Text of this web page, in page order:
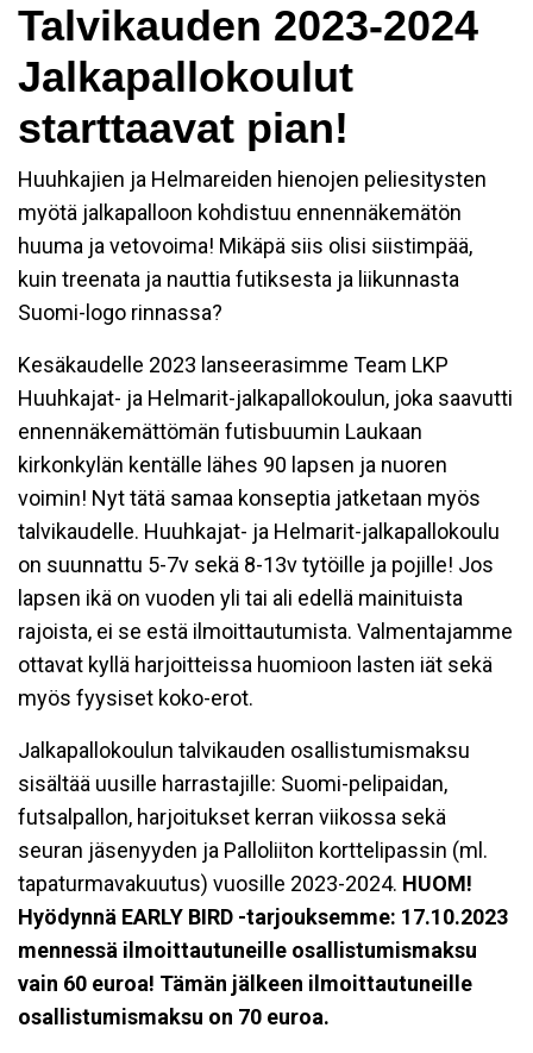
Talvikauden 2023-2024
Jalkapallokoulut
starttaavat pian!
Huuhkajien ja Helmareiden hienojen peliesitysten
myötä jalkapalloon kohdistuu ennennäkemätön
huuma ja vetovoima! Mikäpä siis olisi siistimpää,
kuin treenata ja nauttia futiksesta ja liikunnasta
Suomi-logo rinnassa?
Kesäkaudelle 2023 lanseerasimme Team LKP
Huuhkajat- ja Helmarit-jalkapallokoulun, joka saavutti
ennennäkemättömän futisbuumin Laukaan
kirkonkylän kentälle lähes 90 lapsen ja nuoren
voimin! Nyt tätä samaa konseptia jatketaan myös
talvikaudelle. Huuhkajat- ja Helmarit-jalkapallokoulu
on suunnattu 5-7v sekä 8-13v tytöille ja pojille! Jos
lapsen ikä on vuoden yli tai ali edellä mainituista
rajoista, ei se estä ilmoittautumista. Valmentajamme
ottavat kyllä harjoitteissa huomioon lasten iät sekä
myös fyysiset koko-erot.
Jalkapallokoulun talvikauden osallistumismaksu
sisältää uusille harrastajille: Suomi-pelipaidan,
futsalpallon, harjoitukset kerran viikossa sekä
seuran jäsenyyden ja Palloliiton korttelipassin (ml.
tapaturmavakuutus) vuosille 2023-2024. HUOM!
Hyödynnä EARLY BIRD -tarjouksemme: 17.10.2023
mennessä ilmoittautuneille osallistumismaksu
vain 60 euroa! Tämän jälkeen ilmoittautuneille
osallistumismaksu on 70 euroa.